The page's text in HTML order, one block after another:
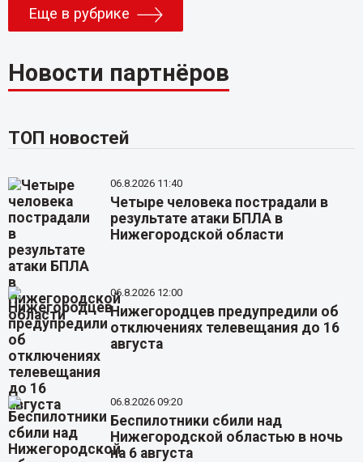
Еще в рубрике
Новости партнёров
ТОП новостей
06.8.2026 11:40
Четыре человека пострадали в
результате атаки БПЛА в
Нижегородской области
06.8.2026 12:00
Нижегородцев предупредили об
отключениях телевещания до 16
августа
06.8.2026 09:20
Беспилотники сбили над
Нижегородской областью в ночь
на 6 августа